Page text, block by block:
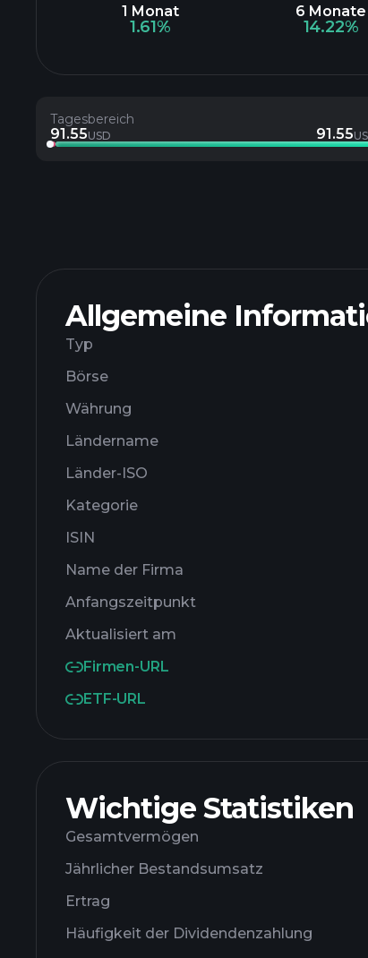
1 Monat
1.61%
6 Monate
14.22%
Tagesbereich
91.55USD 91.55
Allgemeine
Typ
Börse
Währung
Ländername
Länder-ISO
Kategorie
ISIN
Name der Firma
Anfangszeitpunkt
Aktualisiert am
Firmen-URL
ETF-URL
Wichtige Statistiken
Gesamtvermögen
Jährlicher Bestandsumsatz
Ertrag
Häufigkeit der Dividendenzahlung